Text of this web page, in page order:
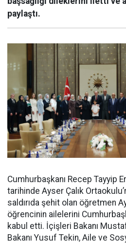
paylaştı.
Cumhurbaşkanı Recep Tayyip
tarihinde Ayser Çalık
saldırıda şehit olan öğretmen
öğrencinin ailelerini
kabul etti. İçişleri Bakanı
Bakanı Yusuf Tekin, Aile ve